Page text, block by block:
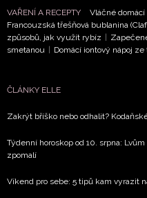
VAŘENÍ A RECEPTY Vláčné
Francouzská třešňová bublanina
způsobů, jak využít rybíz |
smetanou | Domácí iontový nápoj ze
ČLÁNKY ELLE
Zakrýt bříško nebo odhalit?
Týdenní horoskop od 10. srpna:
zpomalí
Víkend pro sebe: 5 tipů kam vyrazit